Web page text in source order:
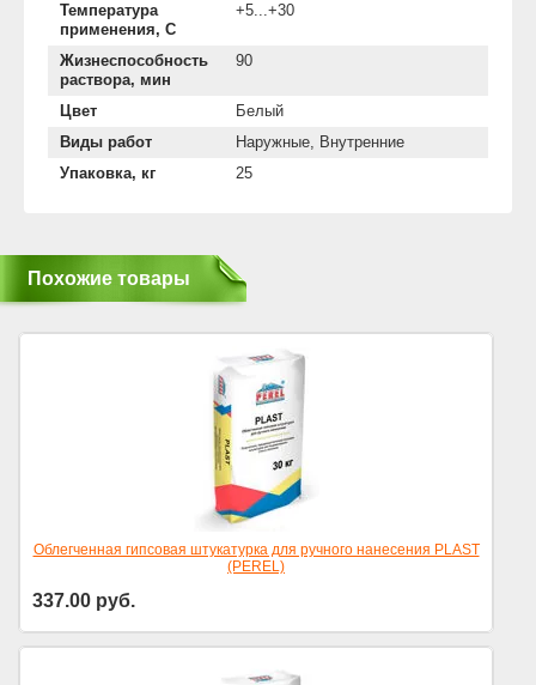
Температура
применения, С
+5...+30
Жизнеспособность
раствора, мин
90
Цвет
Белый
Виды работ
Наружные, Внутренние
Упаковка, кг
25
Похожие товары
Облегченная гипсовая штукатурка для ручного нанесения PLAST
(PEREL)
337.00 руб.